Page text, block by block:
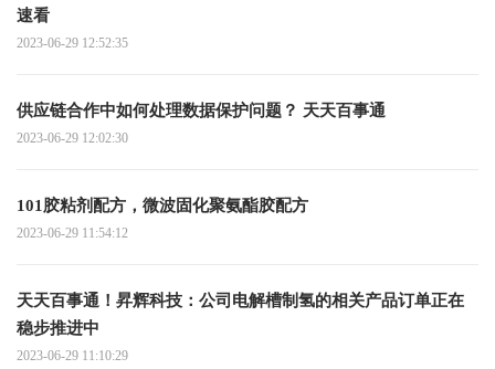
速看
2023-06-29 12:52:35
供应链合作中如何处理数据保护问题？ 天天百事通
2023-06-29 12:02:30
101胶粘剂配方，微波固化聚氨酯胶配方
2023-06-29 11:54:12
天天百事通！昇辉科技：公司电解槽制氢的相关产品订单正在
稳步推进中
2023-06-29 11:10:29